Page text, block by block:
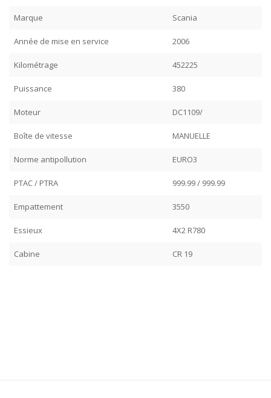
Marque Scania
Année de mise en service 2006
Kilométrage 452225
Puissance 380
Moteur DC1109/
Boîte de vitesse MANUELLE
Norme antipollution EURO3
PTAC / PTRA 999.99 / 999.99
Empattement 3550
Essieux 4X2 R780
Cabine CR 19